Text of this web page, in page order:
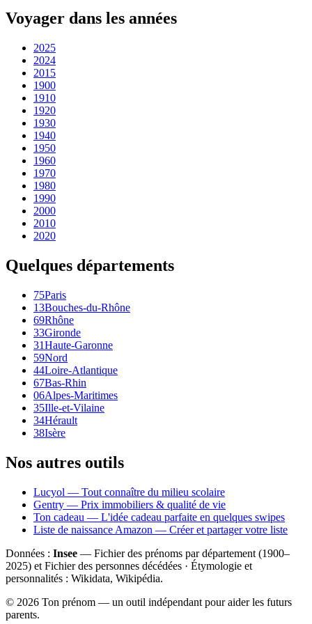
Voyager dans les années
2025
2024
2015
1900
1910
1920
1930
1940
1950
1960
1970
1980
1990
2000
2010
2020
Quelques départements
75Paris
13Bouches-du-Rhône
69Rhône
33Gironde
31Haute-Garonne
59Nord
44Loire-Atlantique
67Bas-Rhin
06Alpes-Maritimes
35Ille-et-Vilaine
34Hérault
38Isère
Nos autres outils
Lucyol — Tout connaître du milieu scolaire
Gentry — Prix immobiliers & qualité de vie
Ton cadeau — L'idée cadeau parfaite en quelques swipes
Liste de naissance Amazon — Créer et partager votre liste
Données : Insee — Fichier des prénoms par département (1900–
2025) et Fichier des personnes décédées · Étymologie et
personnalités : Wikidata, Wikipédia.
© 2026 Ton prénom — un outil indépendant pour aider les futurs
parents.